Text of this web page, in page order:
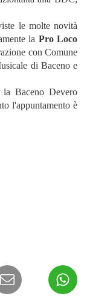
le molte novità
la Pro Loco
con Comune
di Baceno e
la Baceno Devero
l'appuntamento è